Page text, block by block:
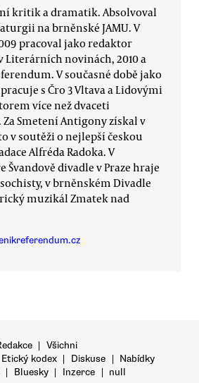
kritik a dramatik. Absolvoval
na brněnské JAMU. V
pracoval jako redaktor
novinách, 2010 a
V současné době jako
s Čro 3 Vltava a Lidovými
více než dvaceti
Smetení Antigony získal v
v soutěži o nejlepší českou
Alfréda Radoka. V
Švandově divadle v Praze hraje
v brněnském Divadle
muzikál Zmatek nad
| Všichni
Etický kodex | Diskuse | Nabídky
| Bluesky | Inzerce | null